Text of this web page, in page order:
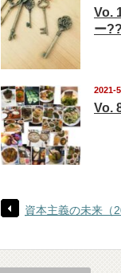
Vo.
ー
2021-
Vo.
資本主義の未来（